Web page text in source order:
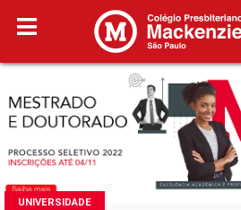
UNIVERSIDADE